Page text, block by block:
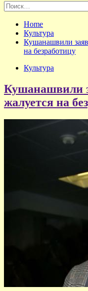
Найти:
Home
Культура
Кушанашвили
на безработицу
Культура
Кушанашвили
жалуется на